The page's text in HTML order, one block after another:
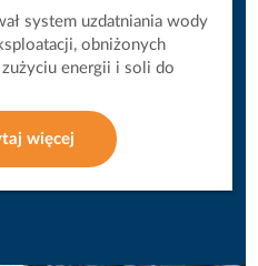
system uzdatniania wody
obniżonych
energii i soli do
więcej